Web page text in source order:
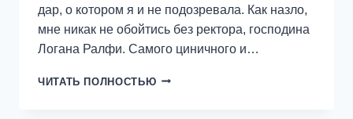
дар, о котором я и не подозревала. Как назло,
мне никак не обойтись без ректора, господина
Логана Ралфи. Самого циничного и…
ЧИТАТЬ ПОЛНОСТЬЮ ОХОТА